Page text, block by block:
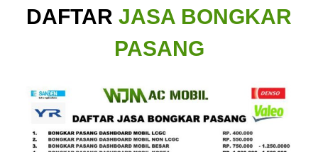
DAFTAR JASA BONGKAR
PASANG